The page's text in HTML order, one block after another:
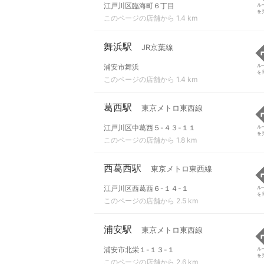
江戸川区臨海町６丁目
このページの店舗から 1.4 km
ル
を
舞浜駅 JR京葉線
浦安市舞浜
このページの店舗から 1.4 km
ル
を
葛西駅 東京メトロ東西線
江戸川区中葛西５-４３-１１
このページの店舗から 1.8 km
ル
を
西葛西駅 東京メトロ東西線
江戸川区西葛西６-１４-１
このページの店舗から 2.5 km
ル
を
浦安駅 東京メトロ東西線
浦安市北栄１-１３-１
このページの店舗から 2.6 km
ル
を